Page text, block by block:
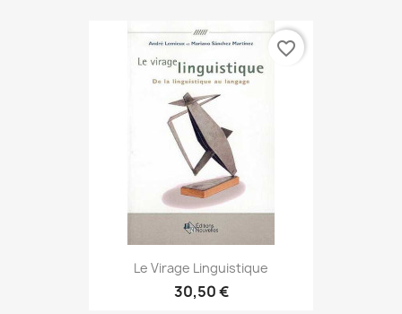
Le Virage Linguistique
30,50 €
favorite_border